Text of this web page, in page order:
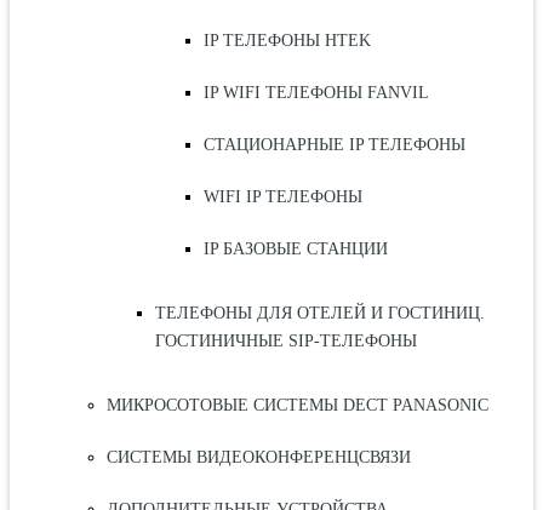
IP ТЕЛЕФОНЫ HTEK
IP WIFI ТЕЛЕФОНЫ FANVIL
СТАЦИОНАРНЫЕ IP ТЕЛЕФОНЫ
WIFI IP ТЕЛЕФОНЫ
IP БАЗОВЫЕ СТАНЦИИ
ТЕЛЕФОНЫ ДЛЯ ОТЕЛЕЙ И ГОСТИНИЦ.
ГОСТИНИЧНЫЕ SIP-ТЕЛЕФОНЫ
МИКРОСОТОВЫЕ СИСТЕМЫ DECT PANASONIC
СИСТЕМЫ ВИДЕОКОНФЕРЕНЦСВЯЗИ